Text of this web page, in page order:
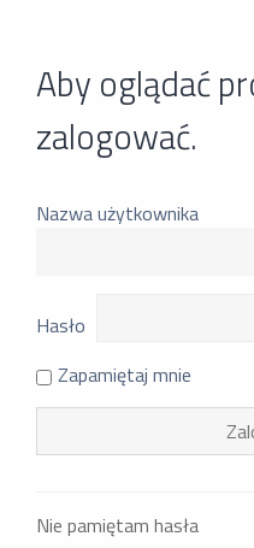
Aby oglądać
zalogować.
Nazwa użytkownika
Hasło
Zapamiętaj mnie
Nie pamiętam hasła